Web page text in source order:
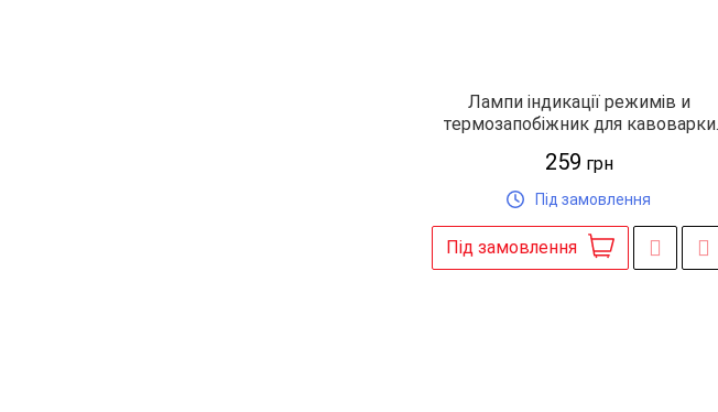
Лампи індикації режимів и
термозапобіжник для кавоварки
259 грн
Під замовлення
Під замовлення